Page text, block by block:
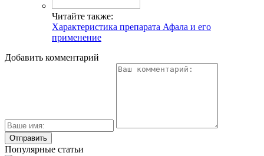
Читайте также:
Характеристика препарата Афала и его
применение
Добавить комментарий
Популярные статьи